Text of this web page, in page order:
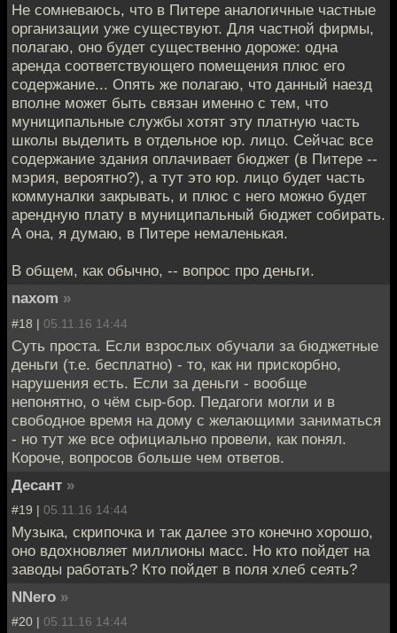
Не сомневаюсь, что в Питере аналогичные частные
организации уже существуют. Для частной фирмы,
полагаю, оно будет существенно дороже: одна
аренда соответствующего помещения плюс его
содержание... Опять же полагаю, что данный наезд
вполне может быть связан именно с тем, что
муниципальные службы хотят эту платную часть
школы выделить в отдельное юр. лицо. Сейчас все
содержание здания оплачивает бюджет (в Питере --
мэрия, вероятно?), а тут это юр. лицо будет часть
коммуналки закрывать, и плюс с него можно будет
арендную плату в муниципальный бюджет собирать.
А она, я думаю, в Питере немаленькая.
В общем, как обычно, -- вопрос про деньги.
naxom »
#18 | 05.11.16 14:44
Суть проста. Если взрослых обучали за бюджетные
деньги (т.е. бесплатно) - то, как ни прискорбно,
нарушения есть. Если за деньги - вообще
непонятно, о чём сыр-бор. Педагоги могли и в
свободное время на дому с желающими заниматься
- но тут же все официально провели, как понял.
Короче, вопросов больше чем ответов.
Десант »
#19 | 05.11.16 14:44
Музыка, скрипочка и так далее это конечно хорошо,
оно вдохновляет миллионы масс. Но кто пойдет на
заводы работать? Кто пойдет в поля хлеб сеять?
NNero »
#20 | 05.11.16 14:44